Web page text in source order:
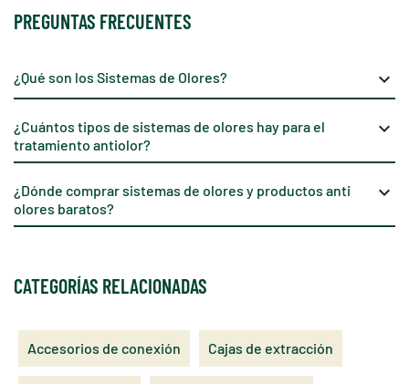
PREGUNTAS FRECUENTES
¿Qué son los Sistemas de Olores? keyboard_arrow_down
¿Cuántos tipos de sistemas de olores hay para el
tratamiento antiolor?
keyboard_arrow_down
¿Dónde comprar sistemas de olores y productos anti
olores baratos?
keyboard_arrow_down
CATEGORÍAS RELACIONADAS
Accesorios de conexión Cajas de extracción